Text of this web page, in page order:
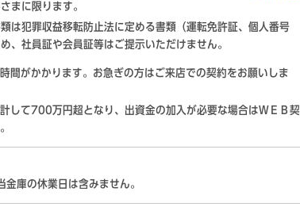
まに限ります。
は犯罪収益移転防止法に定める書類（運転免許証、個人番号
、社員証や会員証等はご提示いただけません。
間がかかります。お急ぎの方はご来店での契約をお願いしま
して700万円超となり、出資金の加入が必要な場合はＷＥＢ契
庫の休業日は含みません。